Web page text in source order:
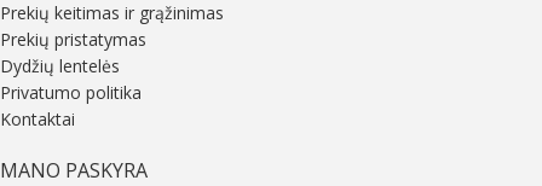
Prekių keitimas ir grąžinimas
Prekių pristatymas
Dydžių lentelės
Privatumo politika
Kontaktai
MANO PASKYRA